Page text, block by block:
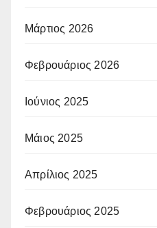
Μάρτιος 2026
Φεβρουάριος 2026
Ιούνιος 2025
Μάιος 2025
Απρίλιος 2025
Φεβρουάριος 2025